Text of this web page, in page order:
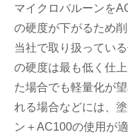
マイクロバルーンを
の硬度が下がるため
当社で取り扱ってい
の硬度は最も低く仕
た場合でも軽量化が
れる場合などには、
ン＋AC100の使用が